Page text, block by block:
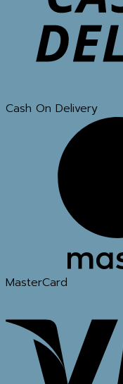
Cash On Delivery
MasterCard